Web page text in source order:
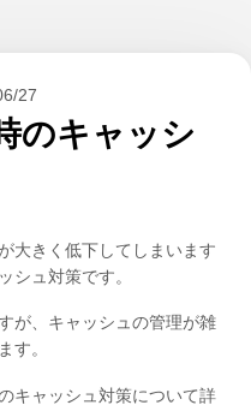
27
のキャッシ
大きく低下してしまいます
シュ対策です。
が、キャッシュの管理が雑
す。
キャッシュ対策について詳